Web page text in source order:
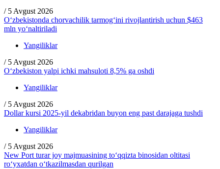
/ 5 Avgust 2026
O‘zbekistonda chorvachilik tarmog‘ini rivojlantirish uchun $463
mln yo‘naltiriladi
Yangiliklar
/ 5 Avgust 2026
O‘zbekiston yalpi ichki mahsuloti 8,5% ga oshdi
Yangiliklar
/ 5 Avgust 2026
Dollar kursi 2025-yil dekabridan buyon eng past darajaga tushdi
Yangiliklar
/ 5 Avgust 2026
New Port turar joy majmuasining to‘qqizta binosidan oltitasi
ro‘yxatdan o‘tkazilmasdan qurilgan